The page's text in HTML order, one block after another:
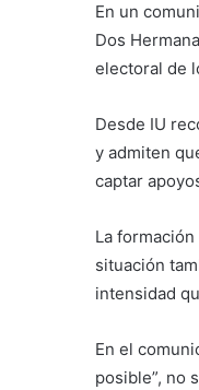
En un
Dos
electoral de
Desde IU
y admiten
captar
La
situación
intensidad
En el
posible”, no